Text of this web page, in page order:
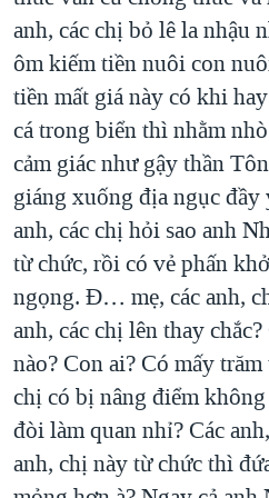
anh, các chị bỏ lê la nhậu
ôm kiếm tiền nuôi con
tiền mất giá này có khi
cá trong biển thì nhằm
cảm giác như gậy thần
giáng xuống địa ngục đầy
anh, các chị hỏi sao anh
từ chức, rồi có vẻ phấn
ngọng. Đ… mẹ, các anh,
anh, các chị lên thay
nào? Con ai? Có mấy
chị có bị nâng điểm không
đòi làm quan nhỉ? Các
anh, chị này từ chức thì